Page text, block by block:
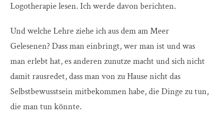
Logotherapie lesen. Ich werde davon berichten.
Und welche Lehre ziehe ich aus dem am Meer
Gelesenen? Dass man einbringt, wer man ist und was
man erlebt hat, es anderen zunutze macht und sich nicht
damit rausredet, dass man von zu Hause nicht das
Selbstbewusstsein mitbekommen habe, die Dinge zu tun,
die man tun könnte.